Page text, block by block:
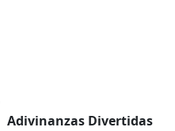
Adivinanzas Divertidas